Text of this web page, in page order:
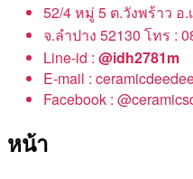
52/4 หมู่ 5 ต.วังพร้าว อ.
จ.ลำปาง 52130 โทร :
Line-id : @idh2781m
E-mail :
Facebook :
หน้า